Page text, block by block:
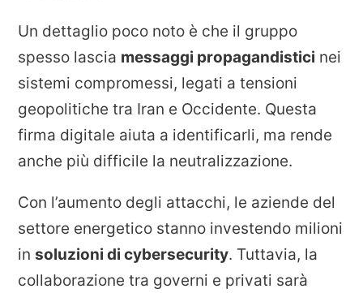
Un dettaglio poco noto è che il gruppo
spesso lascia messaggi propagandistici nei
sistemi compromessi, legati a tensioni
geopolitiche tra Iran e Occidente. Questa
firma digitale aiuta a identificarli, ma rende
anche più difficile la neutralizzazione.
Con l’aumento degli attacchi, le aziende del
settore energetico stanno investendo milioni
in soluzioni di cybersecurity. Tuttavia, la
collaborazione tra governi e privati sarà